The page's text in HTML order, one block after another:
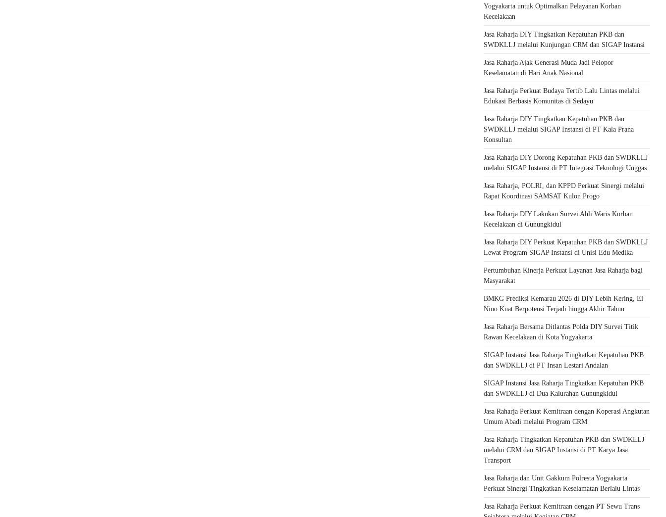
Yogyakarta untuk Optimalkan Pelayanan Korban
Kecelakaan
Jasa Raharja DIY Tingkatkan Kepatuhan PKB dan
SWDKLLJ melalui Kunjungan CRM dan SIGAP Instansi
Jasa Raharja Ajak Generasi Muda Jadi Pelopor
Keselamatan di Hari Anak Nasional
Jasa Raharja Perkuat Budaya Tertib Lalu Lintas melalui
Edukasi Berbasis Komunitas di Sedayu
Jasa Raharja DIY Tingkatkan Kepatuhan PKB dan
SWDKLLJ melalui SIGAP Instansi di PT Kala Prana
Konsultan
Jasa Raharja DIY Dorong Kepatuhan PKB dan SWDKLLJ
melalui SIGAP Instansi di PT Integrasi Teknologi Unggas
Jasa Raharja, POLRI, dan KPPD Perkuat Sinergi melalui
Rapat Koordinasi SAMSAT Kulon Progo
Jasa Raharja DIY Lakukan Survei Ahli Waris Korban
Kecelakaan di Gunungkidul
Jasa Raharja DIY Perkuat Kepatuhan PKB dan SWDKLLJ
Lewat Program SIGAP Instansi di Unisi Edu Medika
Pertumbuhan Kinerja Perkuat Layanan Jasa Raharja bagi
Masyarakat
BMKG Prediksi Kemarau 2026 di DIY Lebih Kering, El
Nino Kuat Berpotensi Terjadi hingga Akhir Tahun
Jasa Raharja Bersama Ditlantas Polda DIY Survei Titik
Rawan Kecelakaan di Kota Yogyakarta
SIGAP Instansi Jasa Raharja Tingkatkan Kepatuhan PKB
dan SWDKLLJ di PT Insan Lestari Andalan
SIGAP Instansi Jasa Raharja Tingkatkan Kepatuhan PKB
dan SWDKLLJ di Dua Kalurahan Gunungkidul
Jasa Raharja Perkuat Kemitraan dengan Koperasi Angkutan
Umum Abadi melalui Program CRM
Jasa Raharja Tingkatkan Kepatuhan PKB dan SWDKLLJ
melalui CRM dan SIGAP Instansi di PT Karya Jasa
Transport
Jasa Raharja dan Unit Gakkum Polresta Yogyakarta
Perkuat Sinergi Tingkatkan Keselamatan Berlalu Lintas
Jasa Raharja Perkuat Kemitraan dengan PT Sewu Trans